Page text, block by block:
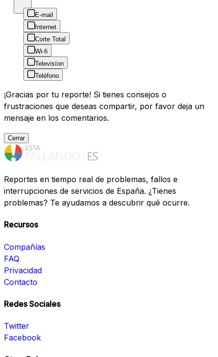
E-mail
Internet
Corte Total
Wi-fi
Televisíon
Teléfono
¡Gracias por tu reporte! Si tienes consejos o
frustraciones que deseas compartir, por favor deja un
mensaje en los comentarios.
Cerrar
Reportes en tiempo real de problemas, fallos e
interrupciones de servicios de España. ¿Tienes
problemas? Te ayudamos a descubrir qué ocurre.
Recursos
Compañías
FAQ
Privacidad
Contacto
Redes Sociales
Twitter
Facebook